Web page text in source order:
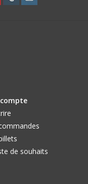
de souhaits